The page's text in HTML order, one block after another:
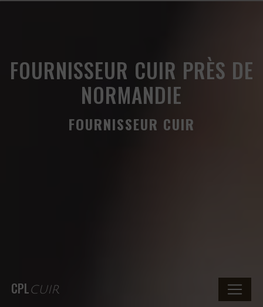
CPLCUIR
FOURNISSEUR CUIR PRÈS DE
NORMANDIE
FOURNISSEUR CUIR